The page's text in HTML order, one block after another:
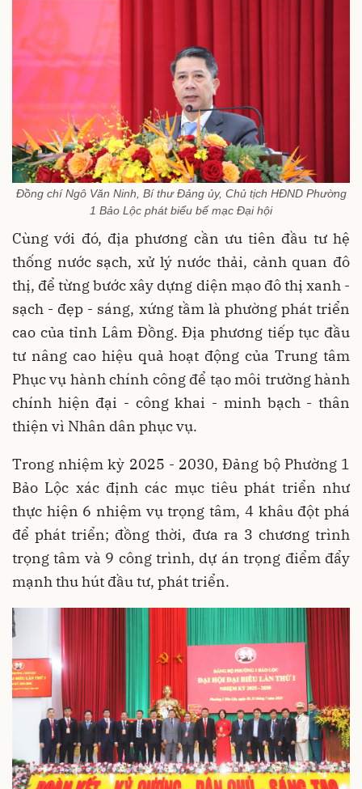
Đồng chí Ngô Văn Ninh, Bí thư Đảng ủy, Chủ tịch HĐND Phường
1 Bảo Lộc phát biểu bế mạc Đại hội
Cùng với đó, địa phương cần ưu tiên đầu tư hệ
thống nước sạch, xử lý nước thải, cảnh quan đô
thị, để từng bước xây dựng diện mạo đô thị xanh -
sạch - đẹp - sáng, xứng tầm là phường phát triển
cao của tỉnh Lâm Đồng. Địa phương tiếp tục đầu
tư nâng cao hiệu quả hoạt động của Trung tâm
Phục vụ hành chính công để tạo môi trường hành
chính hiện đại - công khai - minh bạch - thân
thiện vì Nhân dân phục vụ.
Trong nhiệm kỳ 2025 - 2030, Đảng bộ Phường 1
Bảo Lộc xác định các mục tiêu phát triển như
thực hiện 6 nhiệm vụ trọng tâm, 4 khâu đột phá
để phát triển; đồng thời, đưa ra 3 chương trình
trọng tâm và 9 công trình, dự án trọng điểm đẩy
mạnh thu hút đầu tư, phát triển.